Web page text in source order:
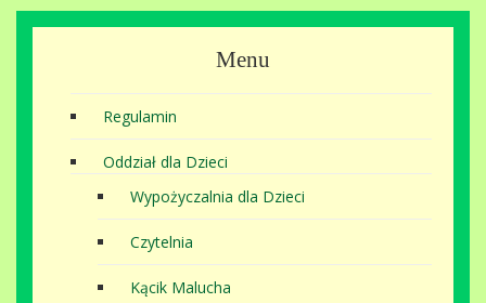
Menu
Regulamin
Oddział dla Dzieci
Wypożyczalnia dla Dzieci
Czytelnia
Kącik Malucha